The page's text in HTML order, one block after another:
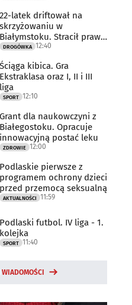
22-latek driftował na
skrzyżowaniu w
Białymstoku. Stracił prawo
jazdy
DROGÓWKA 12:40
Ściąga kibica. Gra
Ekstraklasa oraz I, II i III
liga
SPORT 12:10
Grant dla naukowczyni z
Białegostoku. Opracuje
innowacyjną postać leku
ZDROWIE 12:00
Podlaskie pierwsze z
programem ochrony dzieci
przed przemocą seksualną
AKTUALNOŚCI 11:59
Podlaski futbol. IV liga - 1.
kolejka
SPORT 11:40
WIADOMOŚCI